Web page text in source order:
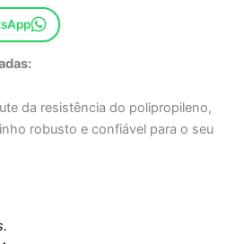
da resistência do polipropileno,
robusto e confiável para o seu
para armazenar e organizar
de maneira eficiente.